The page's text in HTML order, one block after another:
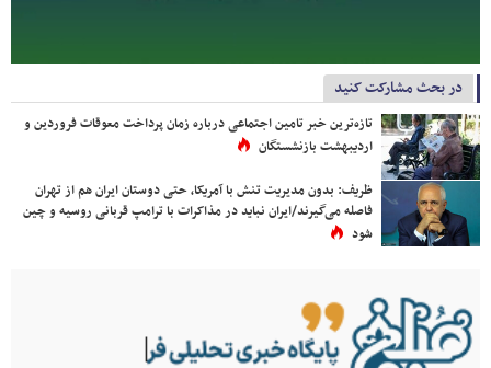
در بحث مشارکت کنید
تازه‌ترین خبر تامین اجتماعی درباره زمان پرداخت معوقات فروردین و
اردیبهشت بازنشستگان
ظریف: بدون مدیریت تنش با آمریکا، حتی دوستان ایران هم از تهران
فاصله می‌گیرند/ایران نباید در مذاکرات با ترامپ قربانی روسیه و چین
شود